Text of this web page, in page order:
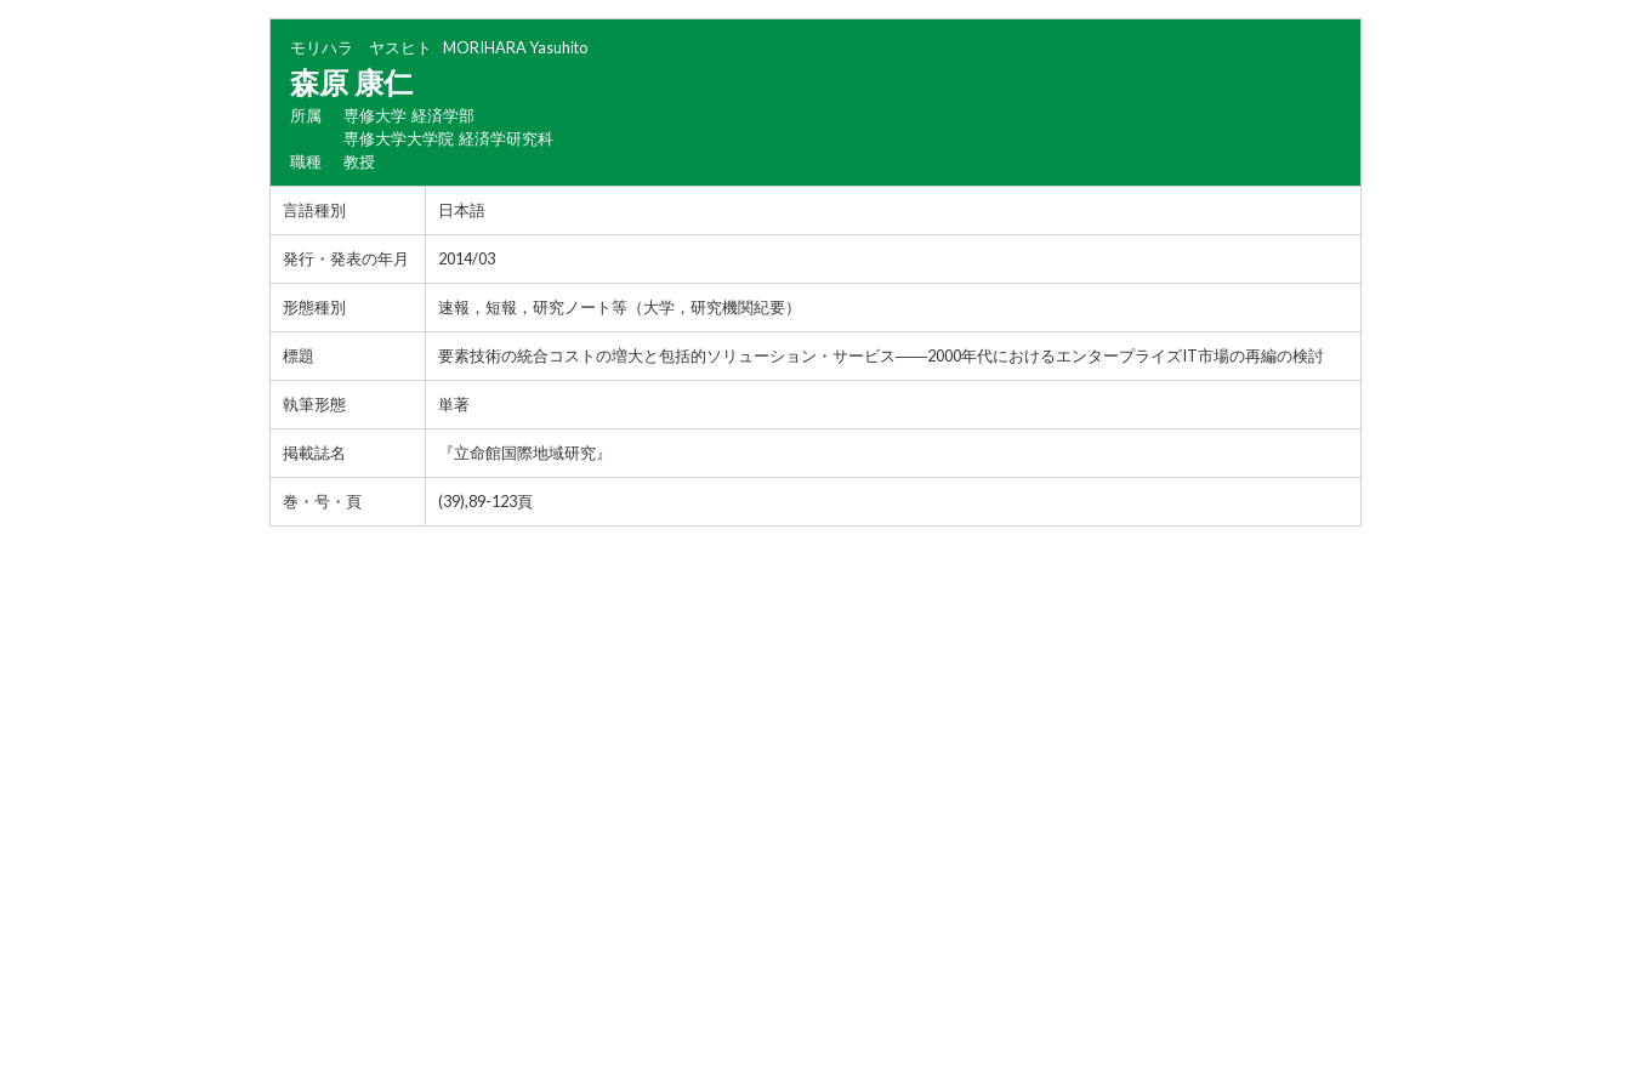
モリハラ ヤスヒト MORIHARA Yasuhito
森原 康仁
所属
専修大学 経済学部
専修大学大学院 経済学研究科
職種
教授
言語種別 日本語
発行・発表の年月 2014/03
形態種別 速報，短報，研究ノート等（大学，研究機関紀要）
標題 要素技術の統合コストの増大と包括的ソリューション・サービス――2000年代におけるエンタープライズIT市場の再編の検討
執筆形態 単著
掲載誌名 『立命館国際地域研究』
巻・号・頁 (39),89-123頁